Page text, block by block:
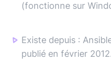
(fonctionne sur
Existe depuis :
publié en février